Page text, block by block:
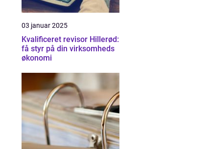
03 januar 2025
Kvalificeret revisor Hillerød:
få styr på din virksomheds
økonomi